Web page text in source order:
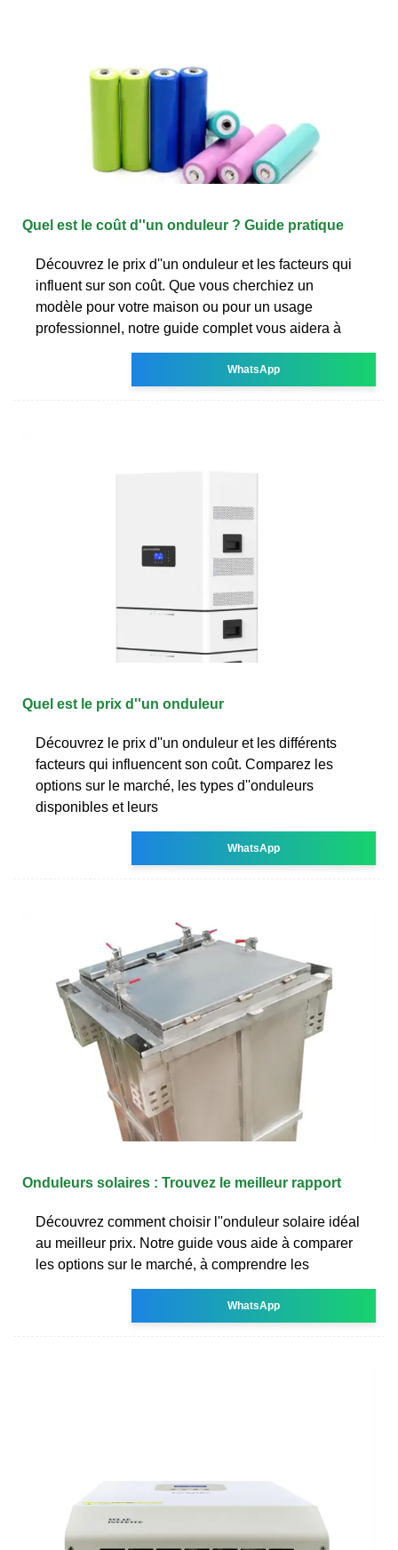
Quel est le coût d''un onduleur ? Guide pratique ️
Découvrez le prix d''un onduleur et les facteurs qui
influent sur son coût. Que vous cherchiez un
modèle pour votre maison ou pour un usage
professionnel, notre guide complet vous aidera à
WhatsApp
Quel est le prix d''un onduleur
Découvrez le prix d''un onduleur et les différents
facteurs qui influencent son coût. Comparez les
options sur le marché, les types d''onduleurs
disponibles et leurs
WhatsApp
Onduleurs solaires : Trouvez le meilleur rapport
Découvrez comment choisir l''onduleur solaire idéal
au meilleur prix. Notre guide vous aide à comparer
les options sur le marché, à comprendre les
WhatsApp